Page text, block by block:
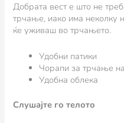
Добрата вест е што не
трчање, иако има неколку
ќе уживаш во трчањето.
Удобни патики
Чорапи за трчање
Удобна облека
Слушајте го телото